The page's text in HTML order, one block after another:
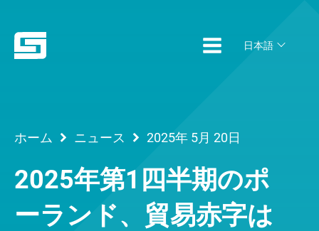
日本語
ホーム ニュース 2025年 5月 20日
2025年第1四半期のポ
ーランド、貿易赤字は